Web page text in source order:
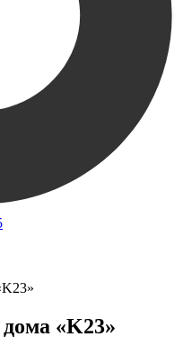
«K23»